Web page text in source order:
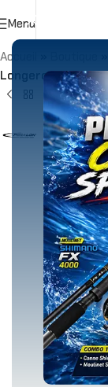
Menu
Accueil
Longeron en « T